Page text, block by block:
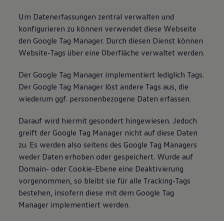
Um Datenerfassungen zentral verwalten und
konfigurieren zu können verwendet diese Webseite
den Google Tag Manager. Durch diesen Dienst können
Website-Tags über eine Oberfläche verwaltet werden.
Der Google Tag Manager implementiert lediglich Tags.
Der Google Tag Manager löst andere Tags aus, die
wiederum ggf. personenbezogene Daten erfassen.
Darauf wird hiermit gesondert hingewiesen. Jedoch
greift der Google Tag Manager nicht auf diese Daten
zu. Es werden also seitens des Google Tag Managers
weder Daten erhoben oder gespeichert. Wurde auf
Domain- oder Cookie-Ebene eine Deaktivierung
vorgenommen, so bleibt sie für alle Tracking-Tags
bestehen, insofern diese mit dem Google Tag
Manager implementiert werden.